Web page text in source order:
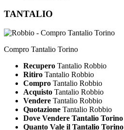
TANTALIO
Compro Tantalio Torino
Recupero Tantalio Robbio
Ritiro Tantalio Robbio
Compro Tantalio Robbio
Acquisto Tantalio Robbio
Vendere Tantalio Robbio
Quotazione Tantalio Robbio
Dove Vendere Tantalio Torino
Quanto Vale il Tantalio Torino